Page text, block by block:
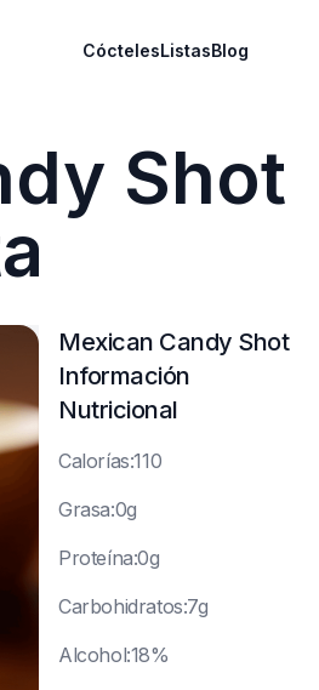
CóctelesListasBlog
Shot
Mexican Candy Shot
Información
Nutricional
Calorías:110
Grasa:0g
Proteína:0g
Carbohidratos:7g
Alcohol:18%